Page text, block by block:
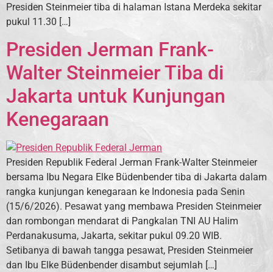
Presiden Steinmeier tiba di halaman Istana Merdeka sekitar
pukul 11.30 […]
Presiden Jerman Frank-
Walter Steinmeier Tiba di
Jakarta untuk Kunjungan
Kenegaraan
Presiden Republik Federal Jerman Frank-Walter Steinmeier
bersama Ibu Negara Elke Büdenbender tiba di Jakarta dalam
rangka kunjungan kenegaraan ke Indonesia pada Senin
(15/6/2026). Pesawat yang membawa Presiden Steinmeier
dan rombongan mendarat di Pangkalan TNI AU Halim
Perdanakusuma, Jakarta, sekitar pukul 09.20 WIB.
Setibanya di bawah tangga pesawat, Presiden Steinmeier
dan Ibu Elke Büdenbender disambut sejumlah […]